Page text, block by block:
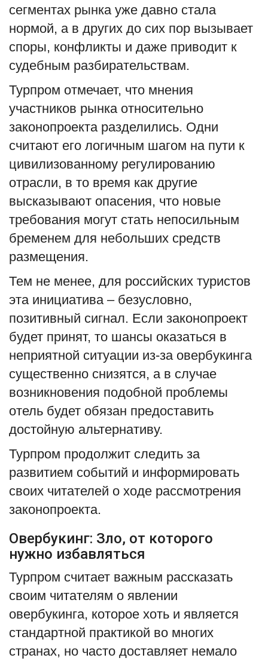
сегментах рынка уже давно стала
нормой, а в других до сих пор вызывает
споры, конфликты и даже приводит к
судебным разбирательствам.
Турпром отмечает, что мнения
участников рынка относительно
законопроекта разделились. Одни
считают его логичным шагом на пути к
цивилизованному регулированию
отрасли, в то время как другие
высказывают опасения, что новые
требования могут стать непосильным
бременем для небольших средств
размещения.
Тем не менее, для российских туристов
эта инициатива – безусловно,
позитивный сигнал. Если законопроект
будет принят, то шансы оказаться в
неприятной ситуации из-за овербукинга
существенно снизятся, а в случае
возникновения подобной проблемы
отель будет обязан предоставить
достойную альтернативу.
Турпром продолжит следить за
развитием событий и информировать
своих читателей о ходе рассмотрения
законопроекта.
Овербукинг: Зло, от которого
нужно избавляться
Турпром считает важным рассказать
своим читателям о явлении
овербукинга, которое хоть и является
стандартной практикой во многих
странах, но часто доставляет немало